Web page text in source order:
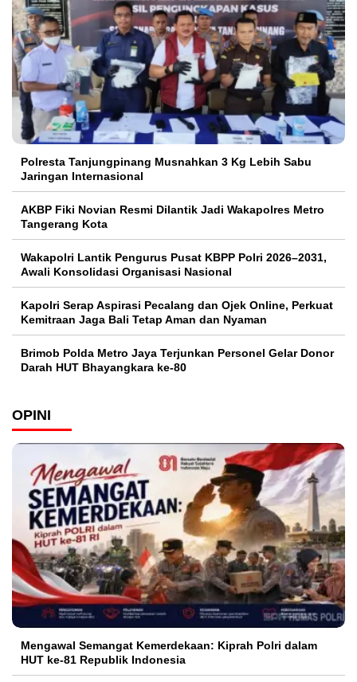
Polresta Tanjungpinang Musnahkan 3 Kg Lebih Sabu
Jaringan Internasional
AKBP Fiki Novian Resmi Dilantik Jadi Wakapolres Metro
Tangerang Kota
Wakapolri Lantik Pengurus Pusat KBPP Polri 2026–2031,
Awali Konsolidasi Organisasi Nasional
Kapolri Serap Aspirasi Pecalang dan Ojek Online, Perkuat
Kemitraan Jaga Bali Tetap Aman dan Nyaman
Brimob Polda Metro Jaya Terjunkan Personel Gelar Donor
Darah HUT Bhayangkara ke-80
OPINI
Mengawal Semangat Kemerdekaan: Kiprah Polri dalam
HUT ke-81 Republik Indonesia